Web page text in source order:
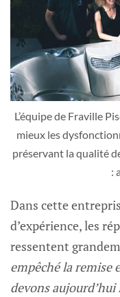
L’équipe de Fraville
mieux les
préservant la qualité
:
Dans cette
d’expérience, les
ressentent
empêché la remise
devons